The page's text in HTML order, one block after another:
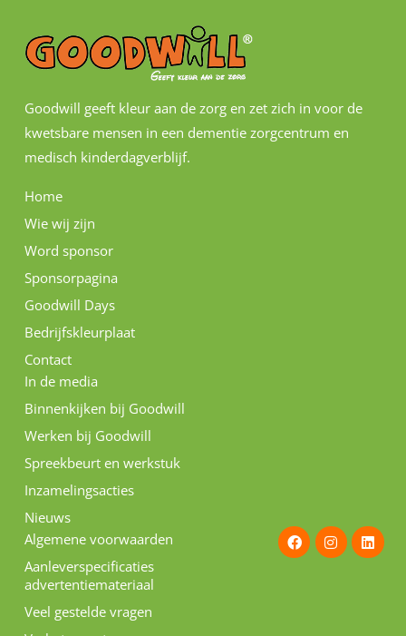
Goodwill geeft kleur aan de zorg en zet zich in voor de
kwetsbare mensen in een dementie zorgcentrum en
medisch kinderdagverblijf.
Home
Wie wij zijn
Word sponsor
Sponsorpagina
Goodwill Days
Bedrijfskleurplaat
Contact
In de media
Binnenkijken bij Goodwill
Werken bij Goodwill
Spreekbeurt en werkstuk
Inzamelingsacties
Nieuws
Algemene voorwaarden
Aanleverspecificaties
advertentiemateriaal
Veel gestelde vragen
F
a
c
I
n
s
L
i
n